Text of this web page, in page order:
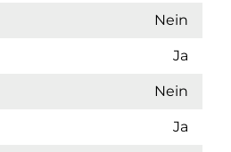
Nein
Ja
Nein
Ja